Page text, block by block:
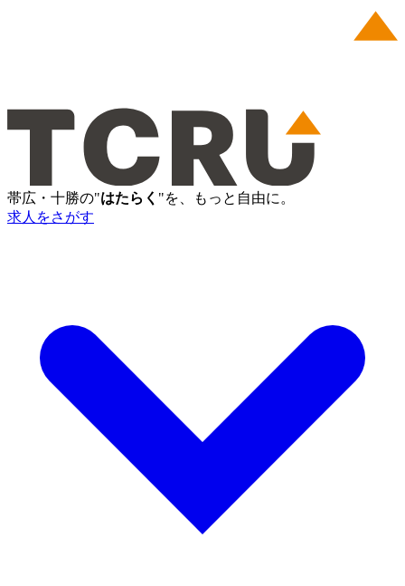
帯広・十勝の"はたらく "を、もっと自由に。
求人をさがす